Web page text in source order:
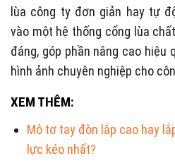
lùa công ty đơn giản hay tự
vào một hệ thống cổng lùa
đáng, góp phần nâng cao hiệu
hình ảnh chuyên nghiệp cho
XEM THÊM:
Mô tơ tay đòn lắp cao hay
lực kéo nhất?